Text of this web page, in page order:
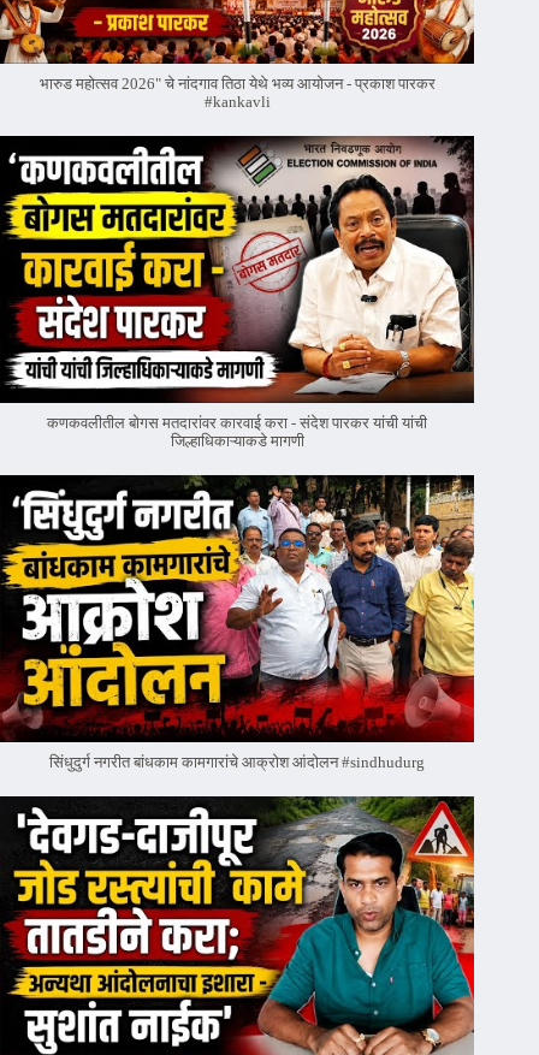
भारुड महोत्सव 2026" चे नांदगाव तिठा येथे भव्य आयोजन - प्रकाश पारकर
#kankavli
कणकवलीतील बोगस मतदारांवर‌ कारवाई करा - संदेश पारकर यांची यांची
जिल्हाधिकाऱ्याकडे मागणी
सिंधुदुर्ग नगरीत बांधकाम कामगारांचे आक्रोश आंदोलन #sindhudurg